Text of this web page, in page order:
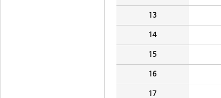
13
14
15
16
17